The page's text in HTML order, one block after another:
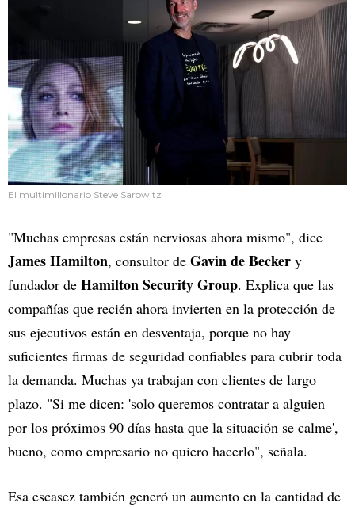
El multimillonario Steve Sarowitz
"Muchas empresas están nerviosas ahora mismo", dice
James Hamilton, consultor de Gavin de Becker y
fundador de Hamilton Security Group. Explica que las
compañías que recién ahora invierten en la protección de
sus ejecutivos están en desventaja, porque no hay
suficientes firmas de seguridad confiables para cubrir toda
la demanda. Muchas ya trabajan con clientes de largo
plazo. "Si me dicen: 'solo queremos contratar a alguien
por los próximos 90 días hasta que la situación se calme',
bueno, como empresario no quiero hacerlo", señala.
Esa escasez también generó un aumento en la cantidad de